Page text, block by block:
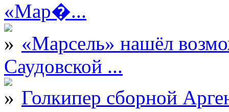
«Мар�...
«Марсель» нашёл
Саудовской ...
Голкипер сборной